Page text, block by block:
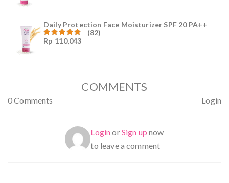
Daily Protection Face Moisturizer SPF 20 PA++
Dinilai
(82)
Rp 110,043
COMMENTS
0 Comments Login
LoginorSign up now
to leave a comment